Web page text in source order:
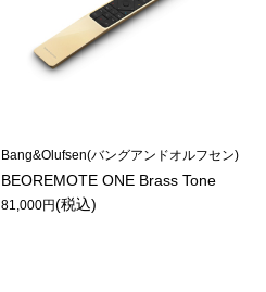
Bang&Olufsen(バングアンドオルフセン)
BEOREMOTE ONE Brass Tone
81,000円(税込)